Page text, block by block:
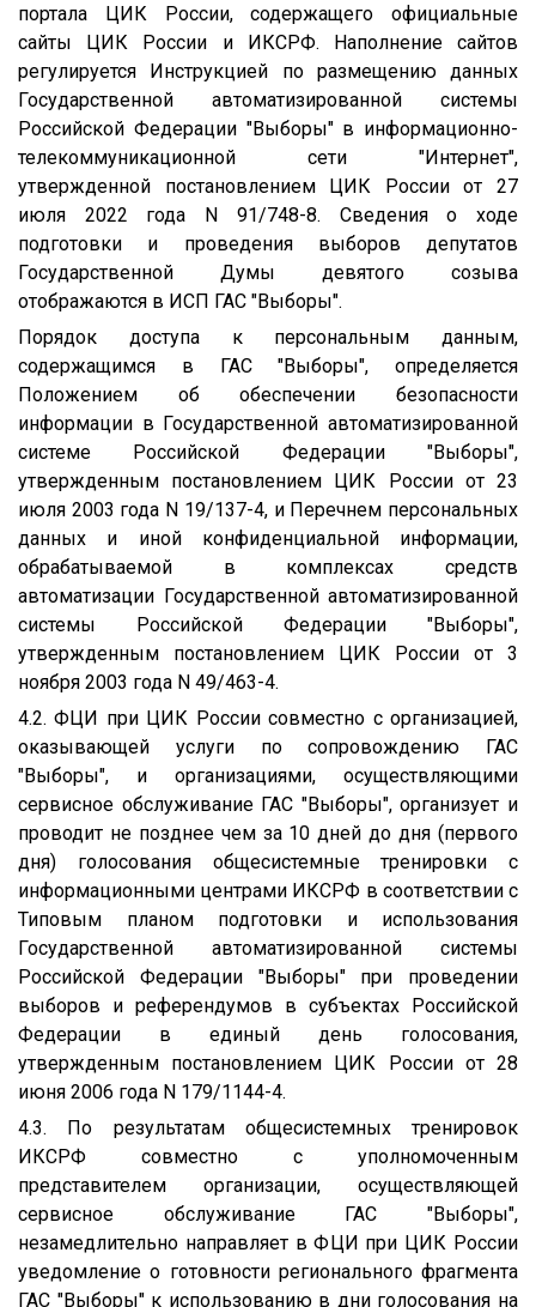
портала ЦИК России, содержащего официальные
сайты ЦИК России и ИКСРФ. Наполнение сайтов
регулируется Инструкцией по размещению данных
Государственной автоматизированной системы
Российской Федерации "Выборы" в информационно-
телекоммуникационной сети "Интернет",
утвержденной постановлением ЦИК России от 27
июля 2022 года N 91/748-8. Сведения о ходе
подготовки и проведения выборов депутатов
Государственной Думы девятого созыва
отображаются в ИСП ГАС "Выборы".
Порядок доступа к персональным данным,
содержащимся в ГАС "Выборы", определяется
Положением об обеспечении безопасности
информации в Государственной автоматизированной
системе Российской Федерации "Выборы",
утвержденным постановлением ЦИК России от 23
июля 2003 года N 19/137-4, и Перечнем персональных
данных и иной конфиденциальной информации,
обрабатываемой в комплексах средств
автоматизации Государственной автоматизированной
системы Российской Федерации "Выборы",
утвержденным постановлением ЦИК России от 3
ноября 2003 года N 49/463-4.
4.2. ФЦИ при ЦИК России совместно с организацией,
оказывающей услуги по сопровождению ГАС
"Выборы", и организациями, осуществляющими
сервисное обслуживание ГАС "Выборы", организует и
проводит не позднее чем за 10 дней до дня (первого
дня) голосования общесистемные тренировки с
информационными центрами ИКСРФ в соответствии с
Типовым планом подготовки и использования
Государственной автоматизированной системы
Российской Федерации "Выборы" при проведении
выборов и референдумов в субъектах Российской
Федерации в единый день голосования,
утвержденным постановлением ЦИК России от 28
июня 2006 года N 179/1144-4.
4.3. По результатам общесистемных тренировок
ИКСРФ совместно с уполномоченным
представителем организации, осуществляющей
сервисное обслуживание ГАС "Выборы",
незамедлительно направляет в ФЦИ при ЦИК России
уведомление о готовности регионального фрагмента
ГАС "Выборы" к использованию в дни голосования на